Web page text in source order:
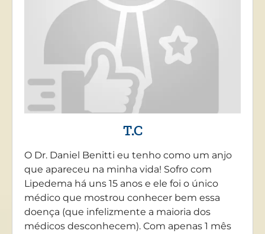
T.C
O Dr. Daniel Benitti eu tenho como um anjo
que apareceu na minha vida! Sofro com
Lipedema há uns 15 anos e ele foi o único
médico que mostrou conhecer bem essa
doença (que infelizmente a maioria dos
médicos desconhecem). Com apenas 1 mês